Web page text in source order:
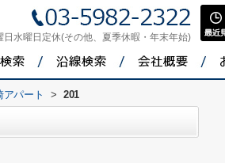
日水曜日定休(その他、夏季休暇・年末年始)
アパート > 201